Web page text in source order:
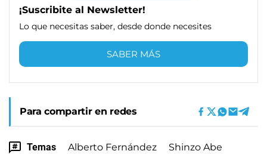
¡Suscribite al Newsletter!
Lo que necesitas saber, desde donde necesites
SABER MÁS
Para compartir en redes
Temas Alberto Fernández Shinzo Abe